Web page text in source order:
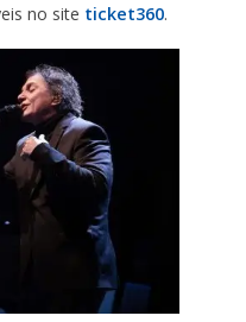
no site ticket360.